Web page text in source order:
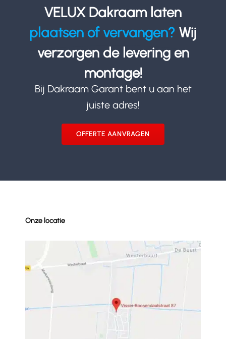
VELUX Dakraam laten
plaatsen of vervangen? Wij
verzorgen de levering en
montage!
Bij Dakraam Garant bent u aan het
juiste adres!
OFFERTE AANVRAGEN
Onze locatie